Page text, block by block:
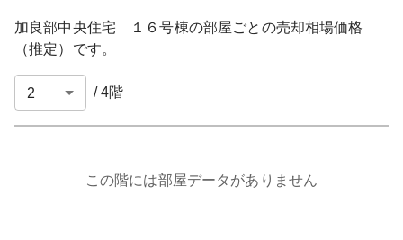
加良部中央住宅 １６号棟の部屋ごとの売却相場価格
（推定）です。
/4階
この階には部屋データがありません